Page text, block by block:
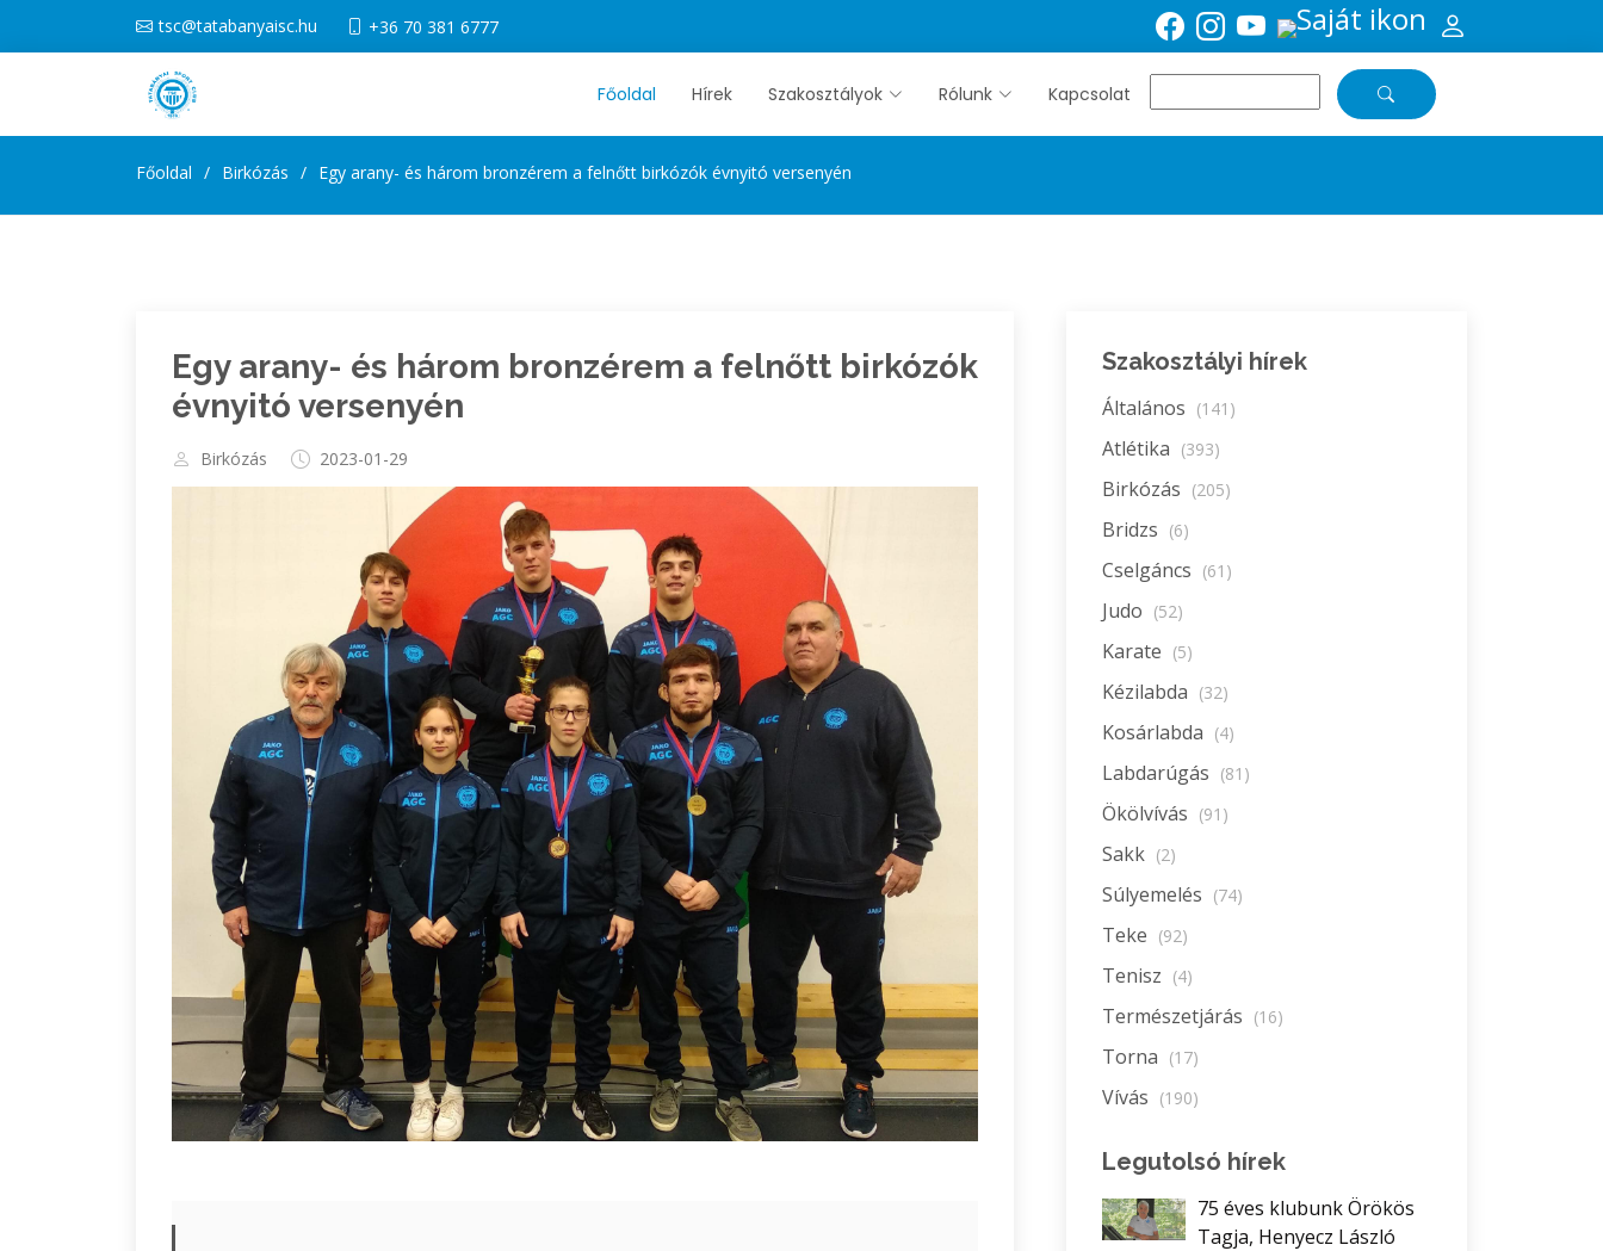
tsc@tatabanyaisc.hu +36 70 381 6777
Főoldal Hírek Szakosztályok Rólunk Kapcsolat
Főoldal Birkózás Egy arany- és három bronzérem a felnőtt birkózók évnyitó versenyén
Egy arany- és három bronzérem a felnőtt birkózók
évnyitó versenyén
Birkózás 2023-01-29
Szakosztályi hírek
Általános (141)
Atlétika (393)
Birkózás (205)
Bridzs (6)
Cselgáncs (61)
Judo (52)
Karate (5)
Kézilabda (32)
Kosárlabda (4)
Labdarúgás (81)
Ökölvívás (91)
Sakk (2)
Súlyemelés (74)
Teke (92)
Tenisz (4)
Természetjárás (16)
Torna (17)
Vívás (190)
Legutolsó hírek
75 éves klubunk Örökös
Tagja, Henyecz László